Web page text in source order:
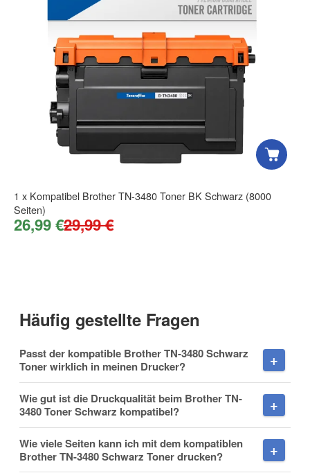
Telefon
1 x Kompatibel Brother TN-3480 Toner BK Schwarz (8000
Seiten)
26,99 €29,99 €
Häufig gestellte Fragen
Passt der kompatible Brother TN-3480 Schwarz
Toner wirklich in meinen Drucker?
Wie gut ist die Druckqualität beim Brother TN-
3480 Toner Schwarz kompatibel?
Wie viele Seiten kann ich mit dem kompatiblen
Brother TN-3480 Schwarz Toner drucken?